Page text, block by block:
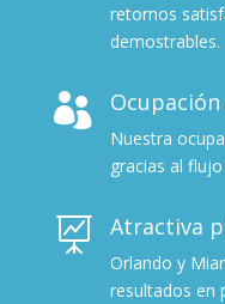
retornos
demostrables.

Nuestra
gracias al
 Atractiva
Orlando y
resultados en